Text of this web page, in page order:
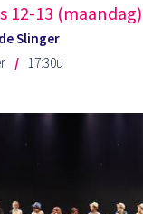
12-13
Slinger
17:30u